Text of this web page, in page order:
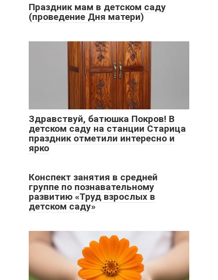
Праздник мам в детском саду
(проведение Дня матери)
Здравствуй, батюшка Покров! В
детском саду на станции Старица
праздник отметили интересно и
ярко
Конспект занятия в средней
группе по познавательному
развитию «Труд взрослых в
детском саду»